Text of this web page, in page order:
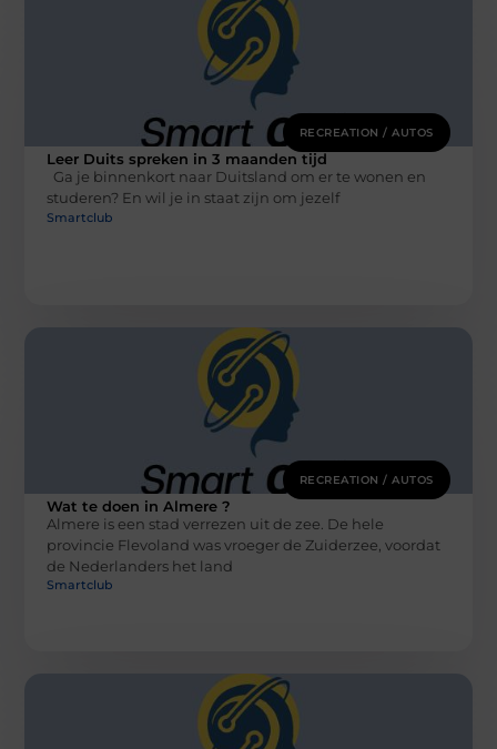
RECREATION / AUTOS
Leer Duits spreken in 3 maanden tijd
Ga je binnenkort naar Duitsland om er te wonen en
studeren? En wil je in staat zijn om jezelf
Smartclub
RECREATION / AUTOS
Wat te doen in Almere ?
Almere is een stad verrezen uit de zee. De hele
provincie Flevoland was vroeger de Zuiderzee, voordat
de Nederlanders het land
Smartclub